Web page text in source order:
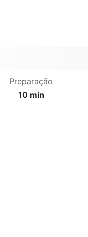
Preparação
10 min